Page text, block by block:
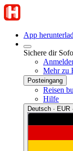
App
Sichere dir
Mehr zu
Posteingang
Reisen
Hilfe
Deutsch · EUR